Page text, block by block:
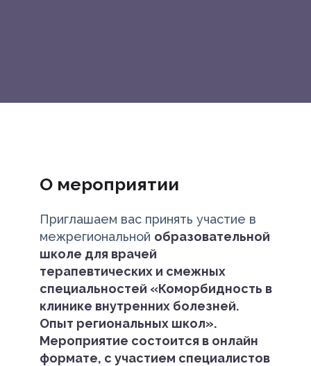
О мероприятии
Приглашаем вас принять участие в
межрегиональной образовательной
школе для врачей
терапевтических и смежных
специальностей «Коморбидность в
клинике внутренних болезней.
Опыт региональных школ».
Мероприятие состоится в онлайн
формате, с участием специалистов